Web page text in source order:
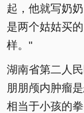
起，他就写奶
是两个姑姑买
样。"
湖南省第二人
朋朋颅内肿瘤
相当于小孩的